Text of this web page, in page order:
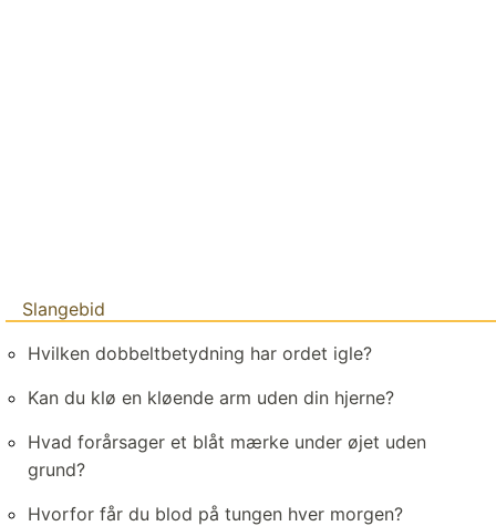
Slangebid
Hvilken dobbeltbetydning har ordet igle?
Kan du klø en kløende arm uden din hjerne?
Hvad forårsager et blåt mærke under øjet uden
grund?
Hvorfor får du blod på tungen hver morgen?